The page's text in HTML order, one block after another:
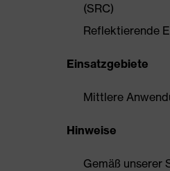
(SRC)
Reflektierende
Einsatzgebiete
Mittlere
Hinweise
Gemäß unserer